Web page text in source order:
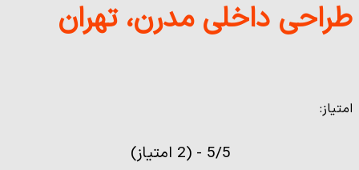
طراحی داخلی مدرن، تهران
امتیاز:
5/5 - (2 امتیاز)